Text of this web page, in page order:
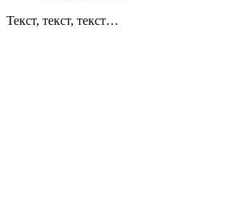
Текст, текст, текст…